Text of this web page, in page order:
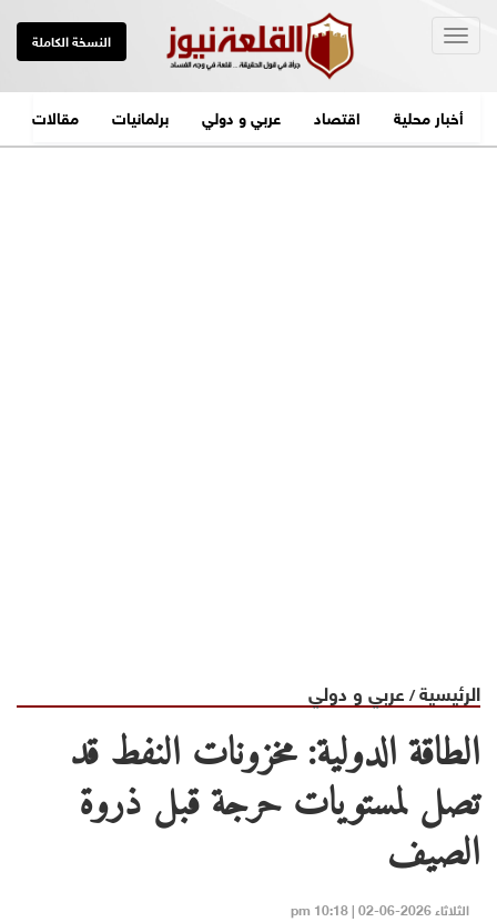
النسخة الكاملة
أخبار محلية اقتصاد عربي و دولي برلمانيات مقالات
الرئيسية/ عربي و دولي
الطاقة الدولية: مخزونات النفط قد
تصل لمستويات حرجة قبل ذروة
الصيف
الثلاثاء 2026-06-02 | 10:18 pm